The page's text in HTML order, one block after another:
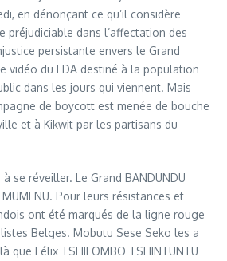
en dénonçant ce qu’il considère
préjudiciable dans l’affectation des
persistante envers le Grand
vidéo du FDA destiné à la population
dans les jours qui viennent. Mais
de boycott est menée de bouche
et à Kikwit par les partisans du
se réveiller. Le Grand BANDUNDU
MUMENU. Pour leurs résistances et
ont été marqués de la ligne rouge
Belges. Mobutu Sese Seko les a
que Félix TSHILOMBO TSHINTUNTU